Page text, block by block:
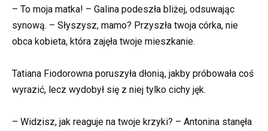
– To moja matka! – Galina podeszła bliżej, odsuwając
synową. – Słyszysz, mamo? Przyszła twoja córka, nie
obca kobieta, która zajęła twoje mieszkanie.
Tatiana Fiodorowna poruszyła dłonią, jakby próbowała coś
wyrazić, lecz wydobył się z niej tylko cichy jęk.
– Widzisz, jak reaguje na twoje krzyki? – Antonina stanęła